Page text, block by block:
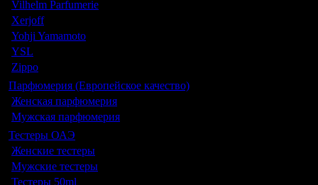
Vilhelm Parfumerie
Xerjoff
Yohji Yamamoto
YSL
Zippo
Парфюмерия (Европейское качество)
Женская парфюмерия
Мужская парфюмерия
Тестеры ОАЭ
Женские тестеры
Мужские тестеры
Тестеры 50ml